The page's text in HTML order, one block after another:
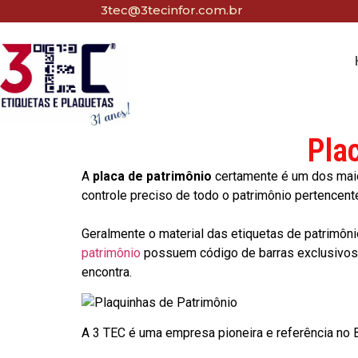
3tec@3tecinfor.com.br
A placa de patrimônio certamente é um dos
controle preciso de todo o patrimônio
Geralmente o material das etiquetas de
patrimônio possuem código de barras
encontra.
A 3 TEC é uma empresa pioneira e referência